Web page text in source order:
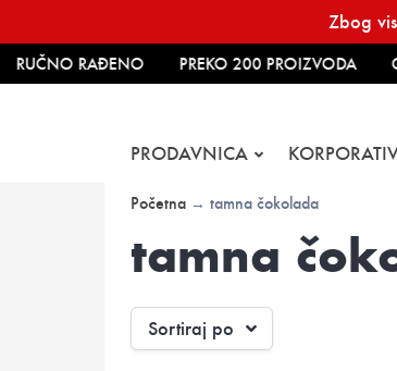
to
content
Zbog
RUČNO RAĐENO PREKO 200 PROIZVODA
PRODAVNICA
Početna → tamna čokolada
tamna
Sortiraj po